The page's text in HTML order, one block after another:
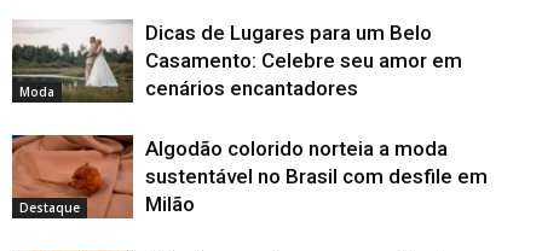
Moda
Dicas de Lugares para um Belo
Casamento: Celebre seu amor em
cenários encantadores
Destaque
Algodão colorido norteia a moda
sustentável no Brasil com desfile em
Milão